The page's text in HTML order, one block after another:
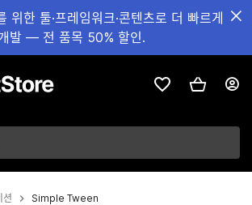
위한 툴·프레임워크·콘텐츠로 더 빠르게
발 — 전 품목 50% 할인.
션 Simple Tween